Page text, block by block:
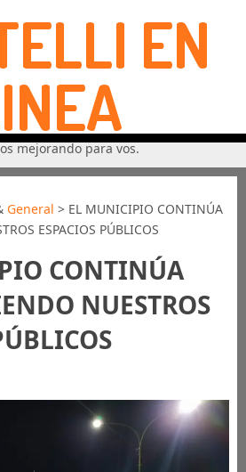
EN
mejorando para vos.
General > EL MUNICIPIO CONTINÚA
ESPACIOS PÚBLICOS
CONTINÚA
NUESTROS